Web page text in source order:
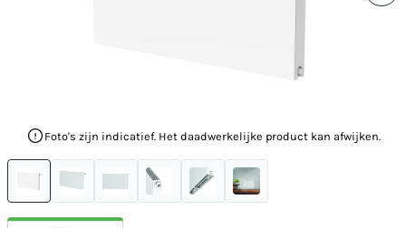
Foto's zijn indicatief. Het daadwerkelijke product kan afwijken.